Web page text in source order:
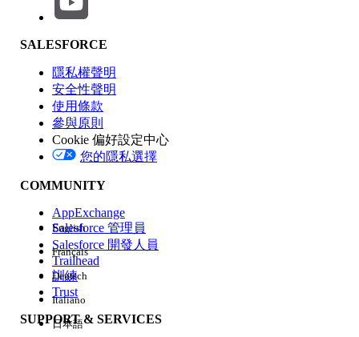
功能影響
版本
經驗
SALESFORCE
隱私權聲明
安全性聲明
使用條款
參與原則
Cookie 偏好設定中心
您的隱私選擇
COMMUNITY
AppExchange
Salesforce 管理員
Salesforce 開發人員
Trailhead
訓練
Trust
SUPPORT & SERVICES
English
Français
Deutsch
Italiano
日本語